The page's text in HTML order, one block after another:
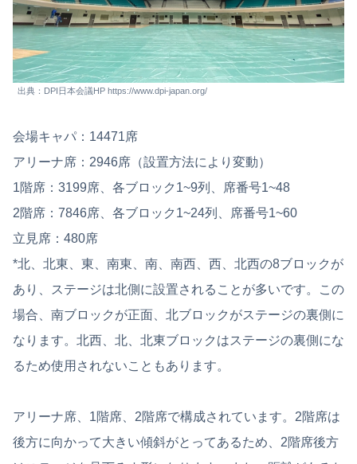
出典：DPI日本会議HP https://www.dpi-japan.org/
会場キャパ：14471席
アリーナ席：2946席（設置方法により変動）
1階席：3199席、各ブロック1~9列、席番号1~48
2階席：7846席、各ブロック1~24列、席番号1~60
立見席：480席
*北、北東、東、南東、南、南西、西、北西の8ブロックが
あり、ステージは北側に設置されることが多いです。この
場合、南ブロックが正面、北ブロックがステージの裏側に
なります。北西、北、北東ブロックはステージの裏側にな
るため使用されないこともあります。
アリーナ席、1階席、2階席で構成されています。2階席は
後方に向かって大きい傾斜がとってあるため、2階席後方